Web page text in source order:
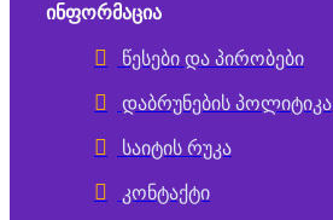
ᲘᲜᲤᲝᲠᲛᲐᲪᲘᲐ
წესები და პირობები
დაბრუნების პოლიტიკა
საიტის რუკა
კონტაქტი